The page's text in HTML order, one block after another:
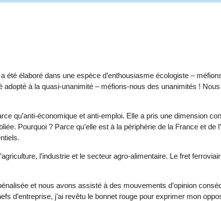
été élaboré dans une espèce d’enthousiasme écologiste –
adopté à la quasi-unanimité – méfions-nous des unanimités !
qu’anti-économique et anti-emploi. Elle a pris une dimension
Pourquoi ? Parce qu’elle est à la périphérie de la France et de
l’industrie et le secteur agro-alimentaire. Le fret
et nous avons assisté à des mouvements d’opinion
d’entreprise, j’ai revêtu le bonnet rouge pour exprimer mon